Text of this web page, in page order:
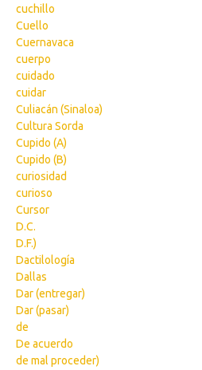
cuchillo
Cuello
Cuernavaca
cuerpo
cuidado
cuidar
Culiacán (Sinaloa)
Cultura Sorda
Cupido (A)
Cupido (B)
curiosidad
curioso
Cursor
D.C.
D.F.)
Dactilología
Dallas
Dar (entregar)
Dar (pasar)
de
De acuerdo
de mal proceder)